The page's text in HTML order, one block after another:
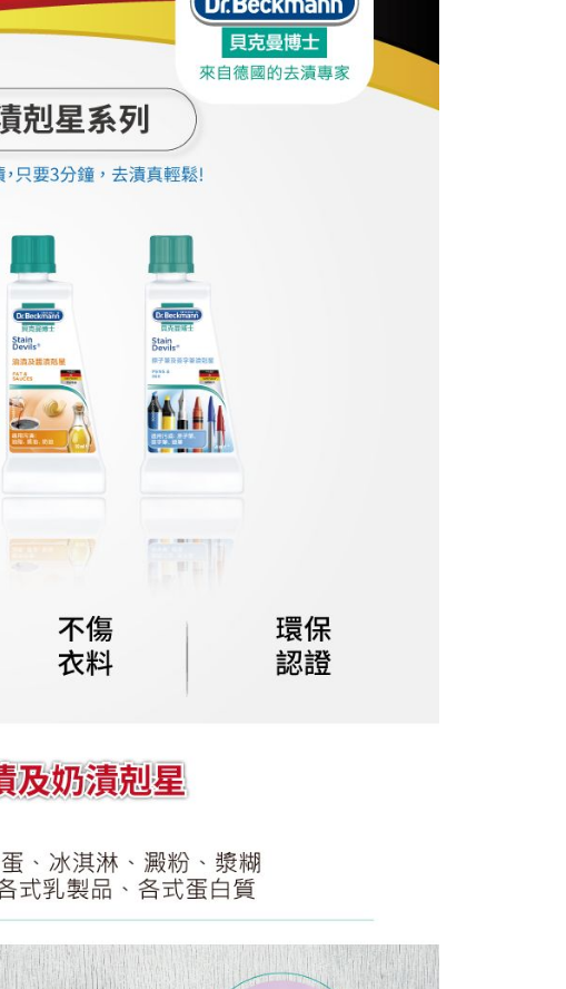
【注意事項】
１．透過由恩沛科技股份有限公司提供之「AFTEE先享後付」服務完成之
交易，需依本服務之必要範圍內提供個人資料，並將交易相關給付款項請
求債權轉讓予恩沛科技股份有限公司。
２．關於個人資料處理事宜，請瀏覽以下網址：
https://aftee.tw/terms/#terms3
３．未成年的使用者請事先徵得法定代理人或監護人之同意方可使用
「AFTEE先享後付」，若未經同意申辦者引起之損失，本公司不負相關責
任。
５．嚴禁一人註冊多個帳號或使用他人資訊註冊。若發現惡意使用之情
形，恩沛科技股份有限公司將有權停止該用戶之使用額度並採取法律行
動。